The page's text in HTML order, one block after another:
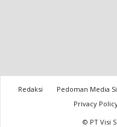
Redaksi Pedoman Media
Privacy
© PT Visi